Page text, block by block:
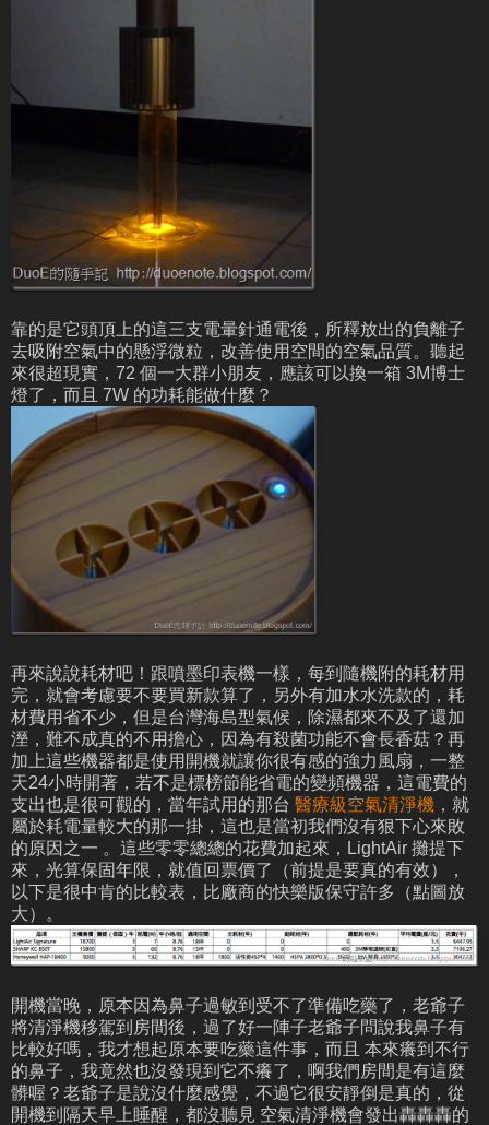
靠的是它頭頂上的這三支電暈針通電後，所釋放出的負離子
去吸附空氣中的懸浮微粒，改善使用空間的空氣品質。聽起
來很超現實，72 個一大群小朋友，應該可以換一箱 3M博士
燈了，而且 7W 的功耗能做什麼？
再來說說耗材吧！跟噴墨印表機一樣，每到隨機附的耗材用
完，就會考慮要不要買新款算了，另外有加水水洗款的，耗
材費用省不少，但是台灣海島型氣候，除濕都來不及了還加
溼，難不成真的不用擔心，因為有殺菌功能不會長香菇？再
加上這些機器都是使用開機就讓你很有感的強力風扇，一整
天24小時開著，若不是標榜節能省電的變頻機器，這電費的
支出也是很可觀的，當年試用的那台 醫療級空氣清淨機 ，就
屬於耗電量較大的那一掛，這也是當初我們沒有狠下心來敗
的原因之一 。這些零零總總的花費加起來，LightAir 攤提下
來，光算保固年限，就值回票價了（前提是要真的有效），
以下是很中肯的比較表，比廠商的快樂版保守許多（點圖放
大）。
開機當晚，原本因為鼻子過敏到受不了準備吃藥了，老爺子
將清淨機移駕到房間後，過了好一陣子老爺子問說我鼻子有
比較好嗎，我才想起原本要吃藥這件事，而且 本來癢到不行
的鼻子，我竟然也沒發現到它不癢了，啊我們房間是有這麼
髒喔？老爺子是說沒什麼感覺，不過它很安靜倒是真的，從
開機到隔天早上睡醒，都沒聽見 空氣清淨機會發出轟轟轟的